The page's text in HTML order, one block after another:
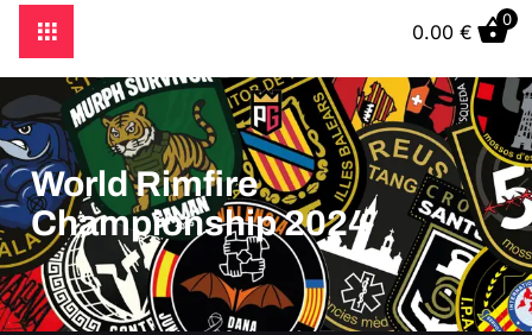
0.00 €
0
World Rimfire
Championship 2024